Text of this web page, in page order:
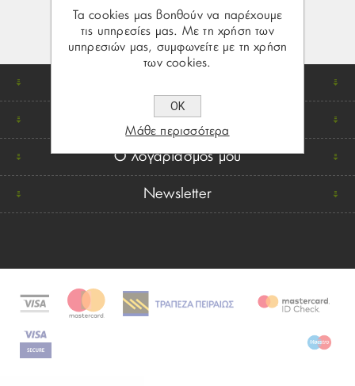
Πληροφορίες
Ο λογαριασμός μου
Newsletter
Τα cookies μας βοηθούν να παρέχουμε
τις υπηρεσίες μας. Με τη χρήση των
υπηρεσιών μας, συμφωνείτε με τη χρήση
των cookies.
ΟΚ
Μάθε περισσότερα